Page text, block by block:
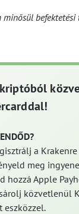
minősül
a
meg
hozzá Apple
közvetlenül
eszközzel.